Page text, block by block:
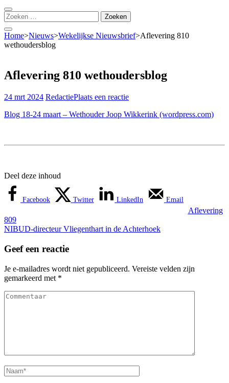
Zoeken
naar:
Home>Nieuws>Wekelijkse Nieuwsbrief>Aflevering 810
wethoudersblog
Aflevering 810 wethoudersblog
24 mrt 2024 RedactiePlaats een reactie
Blog 18-24 maart – Wethouder Joop Wikkerink (wordpress.com)
Deel deze inhoud
Facebook Twitter LinkedIn Email
navigatie
Aflevering
809
NIBUD-directeur Vliegenthart in de Achterhoek
Geef een reactie
Je e-mailadres wordt niet gepubliceerd. Vereiste velden zijn
gemarkeerd met *
Commentaar
Naam*